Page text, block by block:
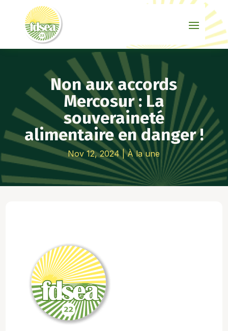
Non aux accords
Mercosur : La
souveraineté
alimentaire en danger !
Nov 12, 2024|À la une